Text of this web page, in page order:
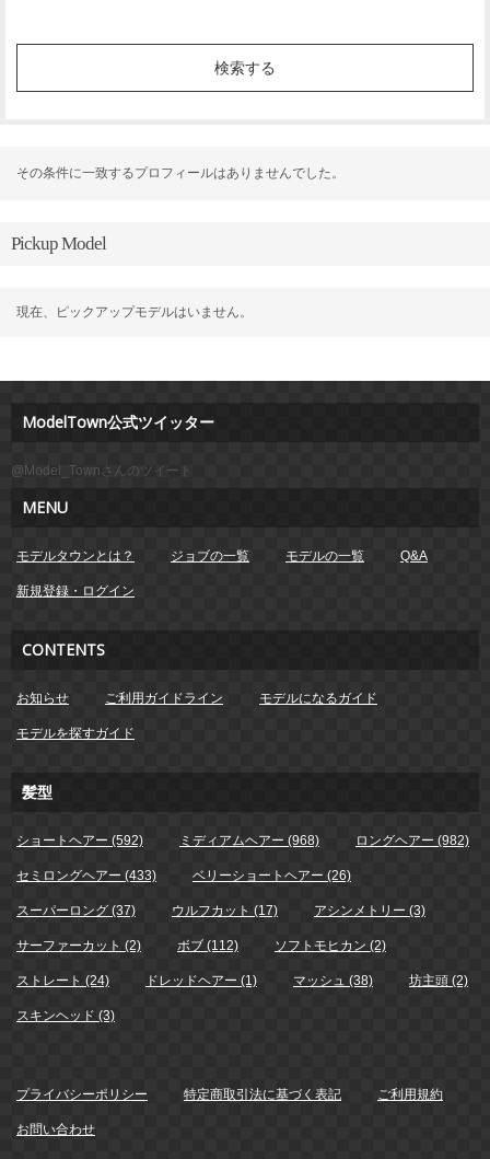
その条件に一致するプロフィールはありませんでした。
Pickup Model
現在、ピックアップモデルはいません。
ModelTown公式ツイッター
@Model_Townさんのツイート
MENU
モデルタウンとは？ ジョブの一覧 モデルの一覧 Q&A
新規登録・ログイン
CONTENTS
お知らせ ご利用ガイドライン モデルになるガイド
モデルを探すガイド
髪型
ショートヘアー (592) ミディアムヘアー (968) ロングヘアー (982)
セミロングヘアー (433) ベリーショートヘアー (26)
スーパーロング (37) ウルフカット (17) アシンメトリー (3)
サーファーカット (2) ボブ (112) ソフトモヒカン (2)
ストレート (24) ドレッドヘアー (1) マッシュ (38) 坊主頭 (2)
スキンヘッド (3)
プライバシーポリシー 特定商取引法に基づく表記 ご利用規約
お問い合わせ